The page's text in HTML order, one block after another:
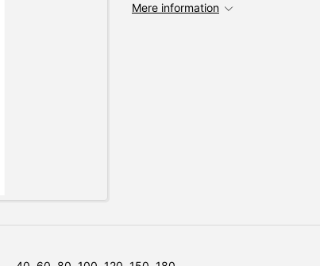
Mere information